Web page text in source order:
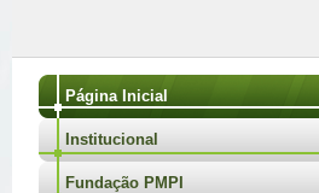
Página Inicial
Institucional
Fundação PMPI